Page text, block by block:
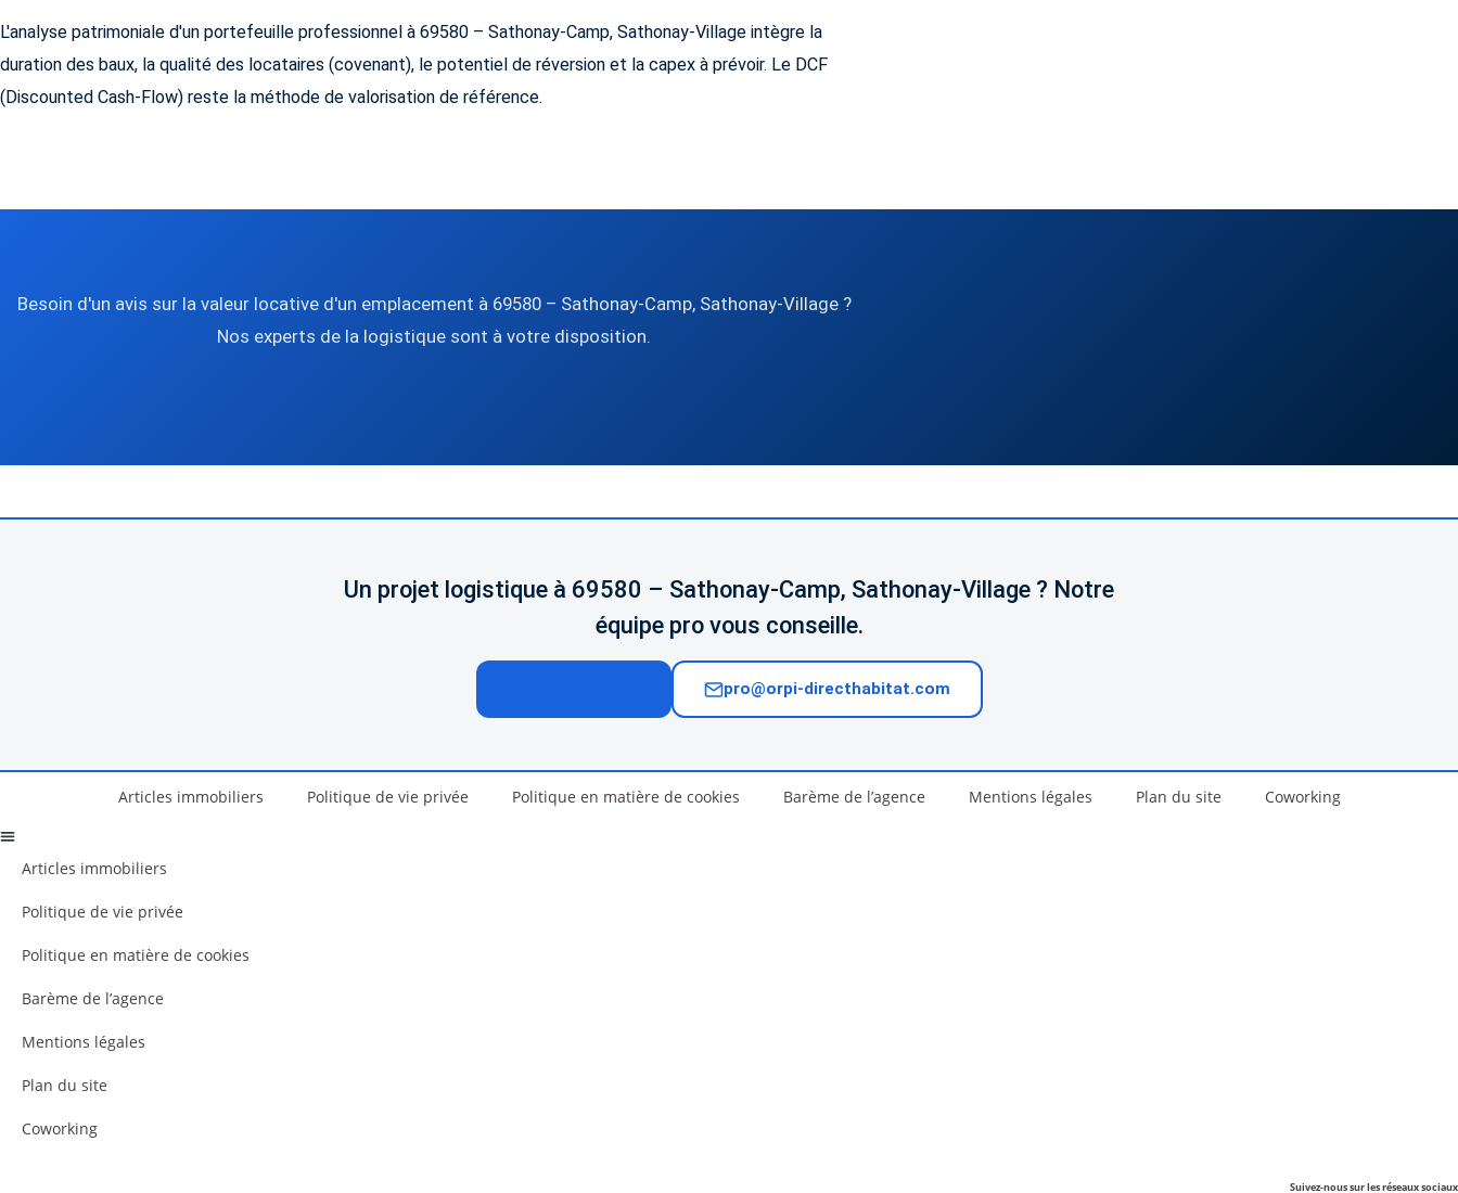
L'analyse patrimoniale d'un portefeuille professionnel à 69580 – Sathonay-Camp, Sathonay-Village intègre la
duration des baux, la qualité des locataires (covenant), le potentiel de réversion et la capex à prévoir. Le DCF
(Discounted Cash-Flow) reste la méthode de valorisation de référence.
Besoin d'un avis sur la valeur locative d'un emplacement à 69580 – Sathonay-Camp, Sathonay-Village ?
Nos experts de la logistique sont à votre disposition.
Un projet logistique à 69580 – Sathonay-Camp, Sathonay-Village ? Notre
équipe pro vous conseille.
pro@orpi-directhabitat.com
Articles immobiliers Politique de vie privée Politique en matière de cookies Barème de l’agence Mentions légales Plan du site Coworking
Articles immobiliers
Politique de vie privée
Politique en matière de cookies
Barème de l’agence
Mentions légales
Plan du site
Coworking
Suivez-nous sur les réseaux sociaux